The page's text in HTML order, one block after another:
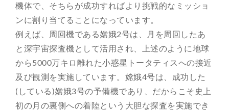
機体で、そちらが成功すればより挑戦的なミッショ
ンに割り当てることになっています。
例えば、周回機である嫦娥2号は、月を周回したあ
と深宇宙探査機として活用され、上述のように地球
から5000万キロ離れた小惑星トータティスへの接近
及び観測を実施しています。嫦娥4号は、成功した
(している)嫦娥3号の予備機であり、だからこそ史上
初の月の裏側への着陸という大胆な探査を実施でき